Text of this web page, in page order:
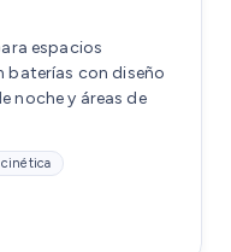
espacios
baterías con diseño
noche y áreas de
cinética